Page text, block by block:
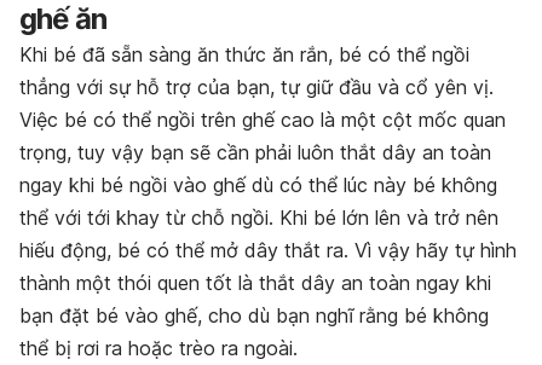
ghế ăn
Khi bé đã sẵn sàng ăn thức ăn rắn, bé có thể ngồi
thẳng với sự hỗ trợ của bạn, tự giữ đầu và cổ yên vị.
Việc bé có thể ngồi trên ghế cao là một cột mốc quan
trọng, tuy vậy bạn sẽ cần phải luôn thắt dây an toàn
ngay khi bé ngồi vào ghế dù có thể lúc này bé không
thể với tới khay từ chỗ ngồi. Khi bé lớn lên và trở nên
hiếu động, bé có thể mở dây thắt ra. Vì vậy hãy tự hình
thành một thói quen tốt là thắt dây an toàn ngay khi
bạn đặt bé vào ghế, cho dù bạn nghĩ rằng bé không
thể bị rơi ra hoặc trèo ra ngoài.